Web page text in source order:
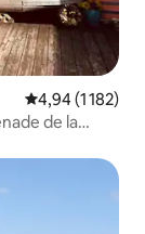
Évaluation
4,94 (1 182)
de la